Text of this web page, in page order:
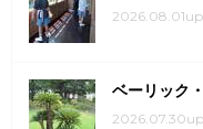
ベーリック